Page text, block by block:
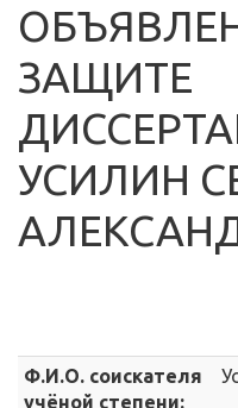
ЗАЩИТЕ
УСИЛИН
Ф.И.О. соискателя
учёной степени: